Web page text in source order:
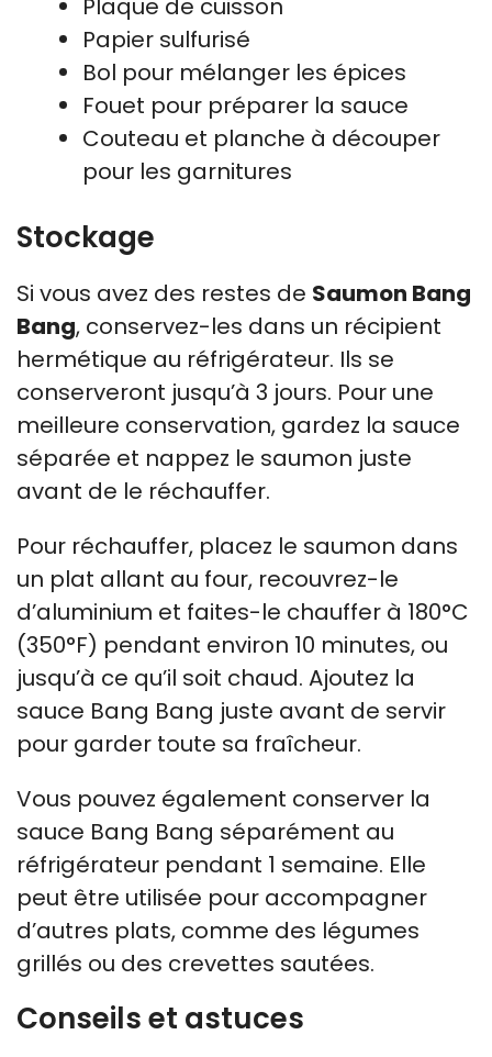
Papier sulfurisé
Bol pour mélanger les épices
Fouet pour préparer la sauce
Couteau et planche à découper
pour les garnitures
Stockage
Si vous avez des restes de Saumon Bang
Bang, conservez-les dans un récipient
hermétique au réfrigérateur. Ils se
conserveront jusqu’à 3 jours. Pour une
meilleure conservation, gardez la sauce
séparée et nappez le saumon juste
avant de le réchauffer.
Pour réchauffer, placez le saumon dans
un plat allant au four, recouvrez-le
d’aluminium et faites-le chauffer à 180°C
(350°F) pendant environ 10 minutes, ou
jusqu’à ce qu’il soit chaud. Ajoutez la
sauce Bang Bang juste avant de servir
pour garder toute sa fraîcheur.
Vous pouvez également conserver la
sauce Bang Bang séparément au
réfrigérateur pendant 1 semaine. Elle
peut être utilisée pour accompagner
d’autres plats, comme des légumes
grillés ou des crevettes sautées.
Conseils et astuces